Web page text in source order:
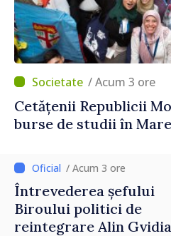
/ Acum 3 ore
Cetățenii Republicii
burse de studii în
/ Acum 3 ore
Întrevederea șefului
Biroului politici de
reintegrare Alin